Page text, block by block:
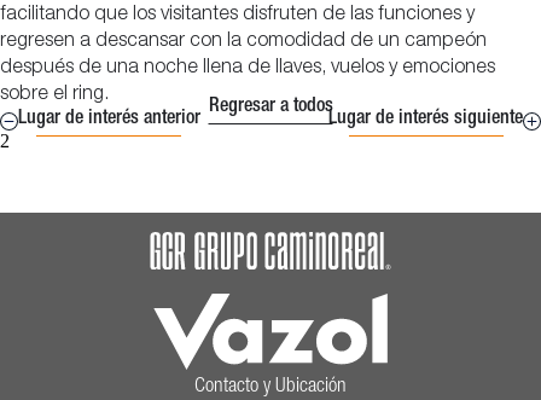
facilitando que los visitantes disfruten de las funciones y
regresen a descansar con la comodidad de un campeón
después de una noche llena de llaves, vuelos y emociones
sobre el ring.
Lugar de interés anterior
Regresar a todos
Lugar de interés siguiente
2
Contacto y Ubicación